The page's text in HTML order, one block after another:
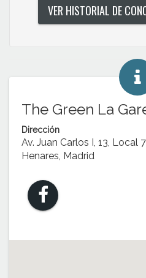
VER HISTORIAL DE
The Green La
Dirección
Av. Juan Carlos I, 13, Local
Henares, Madrid